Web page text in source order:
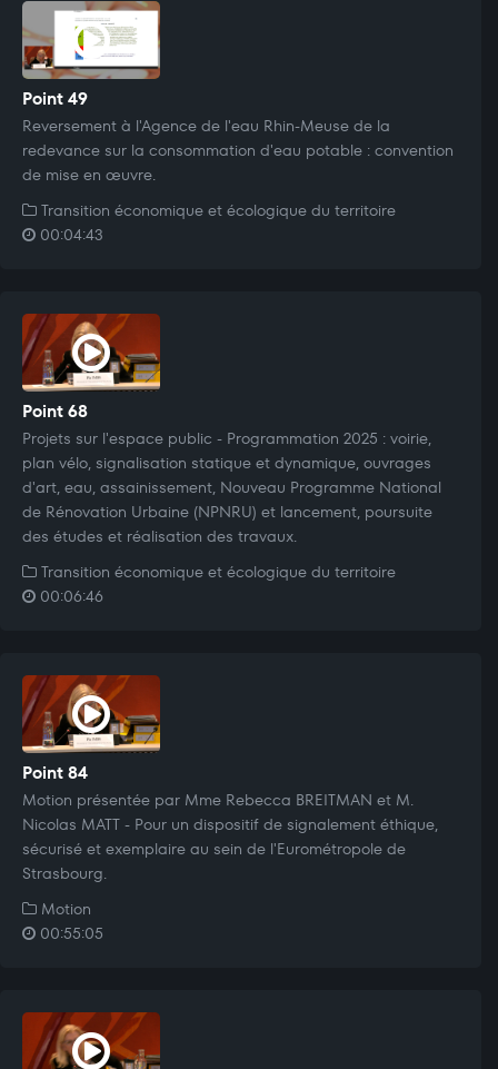
Point 49
Reversement à l'Agence de l'eau Rhin-Meuse de la
redevance sur la consommation d'eau potable : convention
de mise en œuvre.
Transition économique et écologique du territoire
00:04:43
Point 68
Projets sur l'espace public - Programmation 2025 : voirie,
plan vélo, signalisation statique et dynamique, ouvrages
d'art, eau, assainissement, Nouveau Programme National
de Rénovation Urbaine (NPNRU) et lancement, poursuite
des études et réalisation des travaux.
Transition économique et écologique du territoire
00:06:46
Point 84
Motion présentée par Mme Rebecca BREITMAN et M.
Nicolas MATT - Pour un dispositif de signalement éthique,
sécurisé et exemplaire au sein de l'Eurométropole de
Strasbourg.
Motion
00:55:05